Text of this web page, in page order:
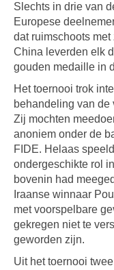
Slechts in drie van
Europese
dat ruimschoots
China leverden elk
gouden medaille in
Het toernooi trok
behandeling van de
Zij mochten
anoniem onder de
FIDE. Helaas
ondergeschikte rol
bovenin had
Iraanse winnaar
met voorspelbare
gekregen niet te
geworden zijn.
Uit het toernooi